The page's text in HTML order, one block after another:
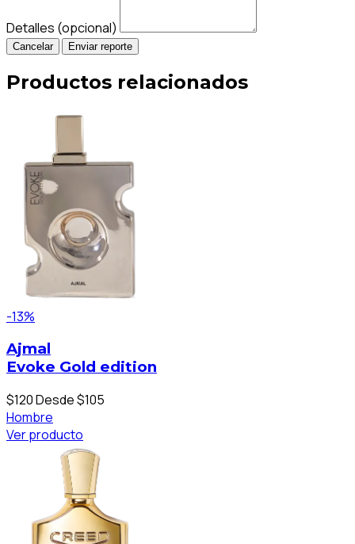
Detalles (opcional)
Cancelar Enviar reporte
Productos relacionados
-13%
Ajmal
Evoke Gold edition
$120Desde $105
Hombre
Ver producto